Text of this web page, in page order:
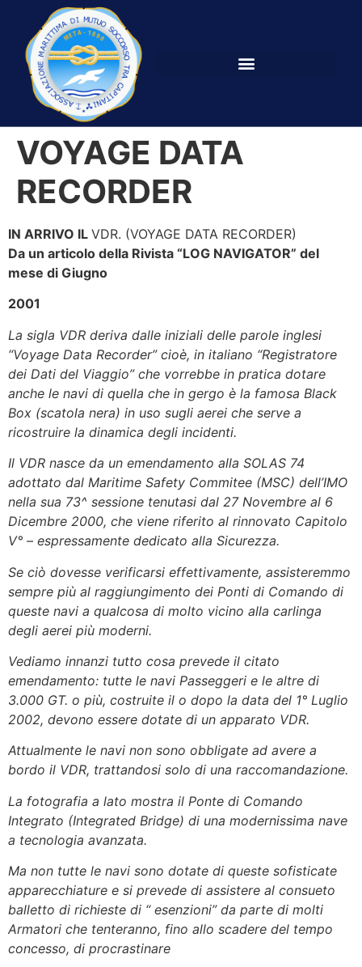
VOYAGE DATA
RECORDER
IN ARRIVO IL VDR. (VOYAGE DATA RECORDER)
Da un articolo della Rivista “LOG NAVIGATOR” del
mese di Giugno
2001
La sigla VDR deriva dalle iniziali delle parole inglesi
“Voyage Data Recorder” cioè, in italiano “Registratore
dei Dati del Viaggio” che vorrebbe in pratica dotare
anche le navi di quella che in gergo è la famosa Black
Box (scatola nera) in uso sugli aerei che serve a
ricostruire la dinamica degli incidenti.
Il VDR nasce da un emendamento alla SOLAS 74
adottato dal Maritime Safety Commitee (MSC) dell’IMO
nella sua 73^ sessione tenutasi dal 27 Novembre al 6
Dicembre 2000, che viene riferito al rinnovato Capitolo
V° – espressamente dedicato alla Sicurezza.
Se ciò dovesse verificarsi effettivamente, assisteremmo
sempre più al raggiungimento dei Ponti di Comando di
queste navi a qualcosa di molto vicino alla carlinga
degli aerei più moderni.
Vediamo innanzi tutto cosa prevede il citato
emendamento: tutte le navi Passeggeri e le altre di
3.000 GT. o più, costruite il o dopo la data del 1° Luglio
2002, devono essere dotate di un apparato VDR.
Attualmente le navi non sono obbligate ad avere a
bordo il VDR, trattandosi solo di una raccomandazione.
La fotografia a lato mostra il Ponte di Comando
Integrato (Integrated Bridge) di una modernissima nave
a tecnologia avanzata.
Ma non tutte le navi sono dotate di queste sofisticate
apparecchiature e si prevede di assistere al consueto
balletto di richieste di “ esenzioni” da parte di molti
Armatori che tenteranno, fino allo scadere del tempo
concesso, di procrastinare